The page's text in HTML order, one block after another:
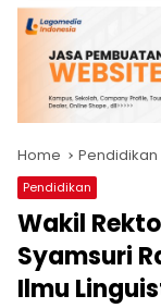
Home Pendidikan
Pendidikan
Wakil
Syamsuri
Ilmu